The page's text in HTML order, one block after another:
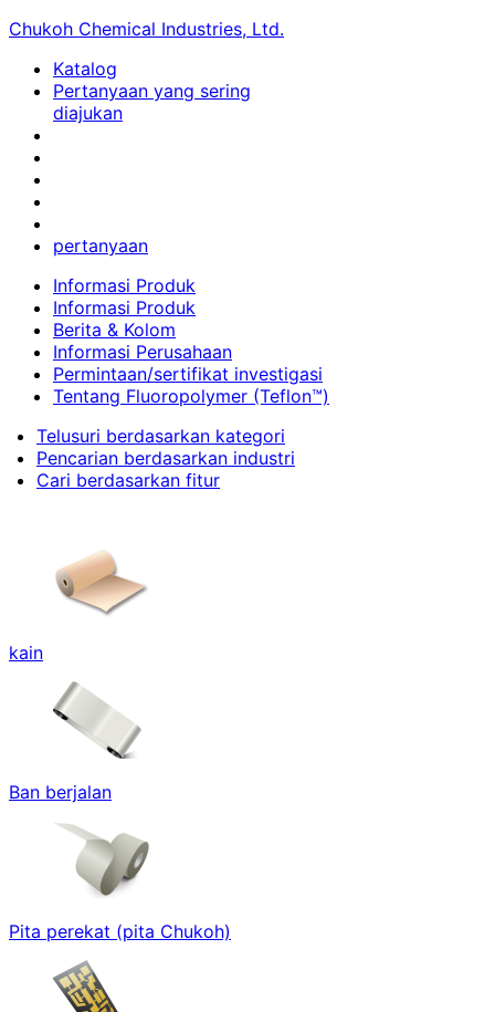
Chukoh Chemical Industries, Ltd.
Katalog
Pertanyaan yang sering
diajukan
pertanyaan
Informasi Produk
Informasi Produk
Berita & Kolom
Informasi Perusahaan
Permintaan/sertifikat investigasi
Tentang Fluoropolymer (Teflon™)
Telusuri berdasarkan kategori
Pencarian berdasarkan industri
Cari berdasarkan fitur
kain
Ban berjalan
Pita perekat (pita Chukoh)